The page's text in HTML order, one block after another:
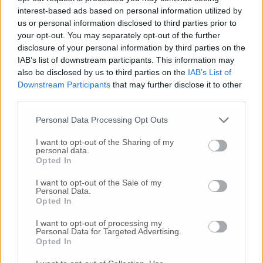
interest-based ads based on personal information utilized by
us or personal information disclosed to third parties prior to
your opt-out. You may separately opt-out of the further
disclosure of your personal information by third parties on the
IAB’s list of downstream participants. This information may
also be disclosed by us to third parties on the IAB’s List of
Downstream Participants that may further disclose it to other
Personal Data Processing Opt Outs
I want to opt-out of the Sharing of my
personal data.
Opted In
I want to opt-out of the Sale of my
Personal Data.
Opted In
I want to opt-out of processing my
Personal Data for Targeted Advertising.
Opted In
Nessun commento presente
Commenta
Commenta l'articolo
Gli articoli più letti
-